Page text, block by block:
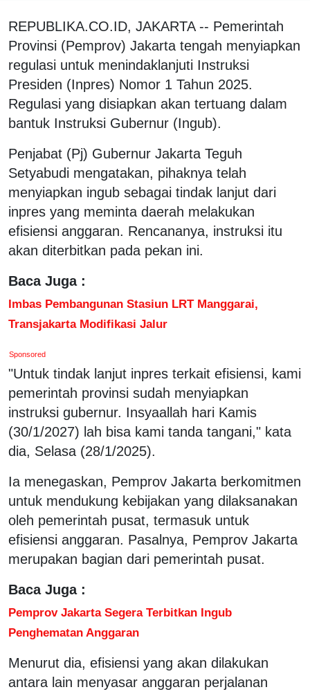
REPUBLIKA.CO.ID, JAKARTA -- Pemerintah
Provinsi (Pemprov) Jakarta tengah menyiapkan
regulasi untuk menindaklanjuti Instruksi
Presiden (Inpres) Nomor 1 Tahun 2025.
Regulasi yang disiapkan akan tertuang dalam
bantuk Instruksi Gubernur (Ingub).
Penjabat (Pj) Gubernur Jakarta Teguh
Setyabudi mengatakan, pihaknya telah
menyiapkan ingub sebagai tindak lanjut dari
inpres yang meminta daerah melakukan
efisiensi anggaran. Rencananya, instruksi itu
akan diterbitkan pada pekan ini.
Baca Juga :
Imbas Pembangunan Stasiun LRT Manggarai,
Transjakarta Modifikasi Jalur
Sponsored
"Untuk tindak lanjut inpres terkait efisiensi, kami
pemerintah provinsi sudah menyiapkan
instruksi gubernur. Insyaallah hari Kamis
(30/1/2027) lah bisa kami tanda tangani," kata
dia, Selasa (28/1/2025).
Ia menegaskan, Pemprov Jakarta berkomitmen
untuk mendukung kebijakan yang dilaksanakan
oleh pemerintah pusat, termasuk untuk
efisiensi anggaran. Pasalnya, Pemprov Jakarta
merupakan bagian dari pemerintah pusat.
Baca Juga :
Pemprov Jakarta Segera Terbitkan Ingub
Penghematan Anggaran
Menurut dia, efisiensi yang akan dilakukan
antara lain menyasar anggaran perjalanan